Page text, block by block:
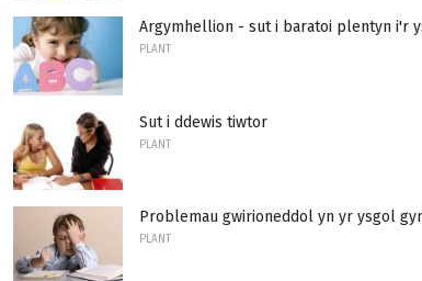
Argymhellion - sut i baratoi plentyn i'r
PLANT
Sut i ddewis tiwtor
PLANT
Problemau gwirioneddol yn yr ysgol
PLANT